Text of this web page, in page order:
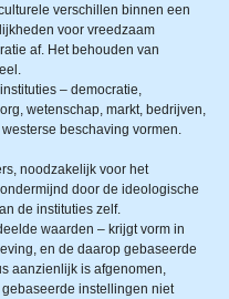
verschillen binnen een
voor vreedzaam
af. Het behouden van
– democratie,
wetenschap, markt, bedrijven,
beschaving vormen.
noodzakelijk voor het
door de ideologische
de instituties zelf.
waarden – krijgt vorm in
en de daarop gebaseerde
aanzienlijk is afgenomen,
instellingen niet